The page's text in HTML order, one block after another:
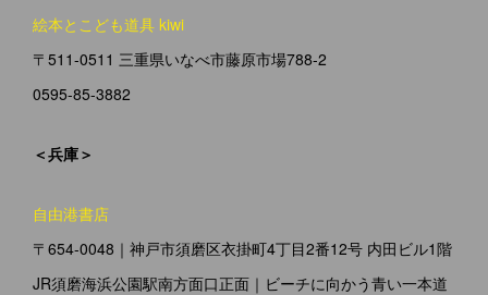
絵本とこども道具 kiwi
〒511-0511 三重県いなべ市藤原市場788-2
0595-85-3882
＜兵庫＞
自由港書店
〒654-0048｜神戸市須磨区衣掛町4丁目2番12号 内田ビル1階
JR須磨海浜公園駅南方面口正面｜ビーチに向かう青い一本道